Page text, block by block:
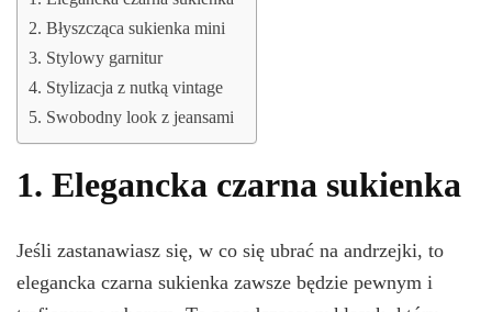
2. Błyszcząca sukienka mini
3. Stylowy garnitur
4. Stylizacja z nutką vintage
5. Swobodny look z jeansami
1. Elegancka czarna sukienka
Jeśli zastanawiasz się, w co się ubrać na andrzejki, to
elegancka czarna sukienka zawsze będzie pewnym i